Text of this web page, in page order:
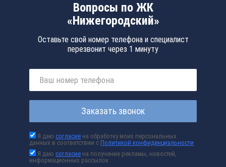
Вопросы по ЖК
«Нижегородский»
Оставьте свой номер телефона и специалист
перезвонит через 1 минуту
Заказать звонок
Я даюсогласие на обработку моих персональных
данных в соответствии сПолитикой конфиденциальности
Я даюсогласие на получение рекламы, новостей,
информационных рассылок